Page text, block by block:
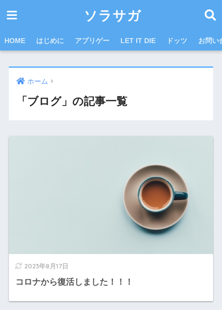
ソラサガ
HOME はじめに アプリゲー LET IT DIE ドッツ お問い
ホーム
「ブログ」の記事一覧
2023年8月17日
コロナから復活しました！！！